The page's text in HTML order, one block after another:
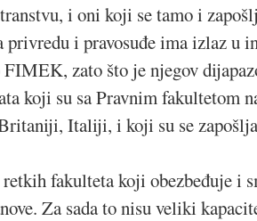
i oni koji se tamo i
i pravosuđe ima izlaz u
FIMEK, zato što je njegov
koji su sa Pravnim fakultetom
Italiji, i koji su se
fakulteta koji obezbeđuje i
Za sada to nisu veliki